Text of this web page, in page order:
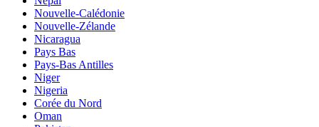
Nouvelle-Calédonie
Nouvelle-Zélande
Nicaragua
Pays Bas
Pays-Bas Antilles
Niger
Nigeria
Corée du Nord
Oman